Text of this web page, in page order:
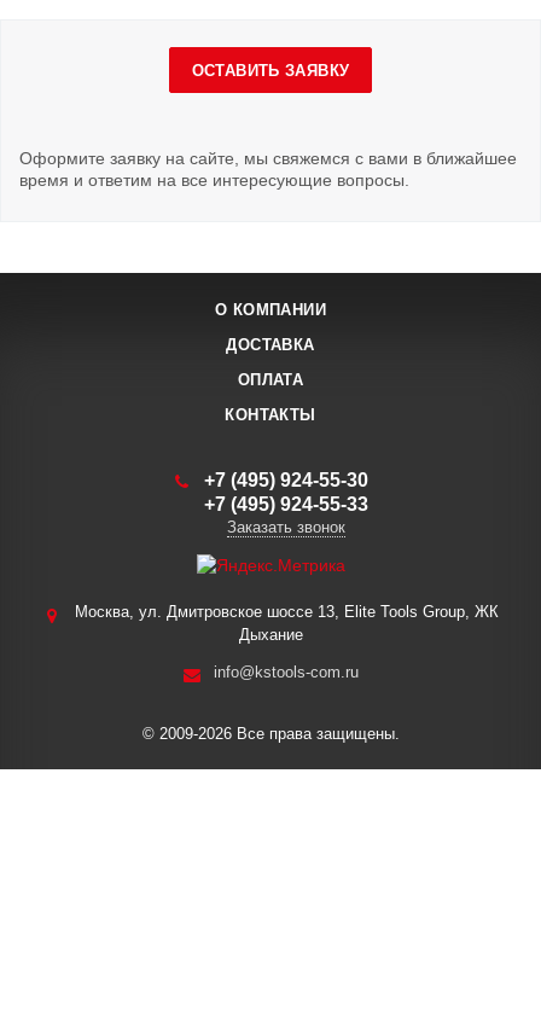
ОСТАВИТЬ ЗАЯВКУ
Оформите заявку на сайте, мы свяжемся с вами в ближайшее
время и ответим на все интересующие вопросы.
О КОМПАНИИ
ДОСТАВКА
ОПЛАТА
КОНТАКТЫ
+7 (495) 924-55-30
+7 (495) 924-55-33
Заказать звонок
Москва, ул. Дмитровское шоссе 13, Elite Tools Group, ЖК
Дыхание
info@kstools-com.ru
© 2009-2026 Все права защищены.